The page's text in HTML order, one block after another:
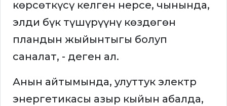
көрсөткүсү келген нерсе, чынында,
элди бүк түшүрүүнү көздөгөн
пландын жыйынтыгы болуп
саналат, - деген ал.
Анын айтымында, улуттук электр
энергетикасы азыр кыйын абалда,